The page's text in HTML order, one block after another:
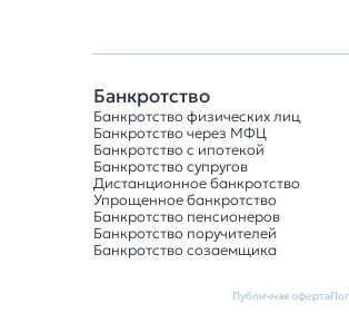
Банкротство
Банкротство физических лиц
Банкротство через МФЦ
Банкротство с ипотекой
Банкротство супругов
Дистанционное банкротство
Упрощенное банкротство
Банкротство пенсионеров
Банкротство поручителей
Банкротство созаемщика
Публичная оферта